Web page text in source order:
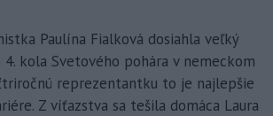
Paulína Fialková dosiahla veľký
kola Svetového pohára v nemeckom
reprezentantku to je najlepšie
Z víťazstva sa tešila domáca Laura